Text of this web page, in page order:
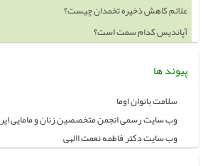
آپاندیس کدام سمت است؟
خوردن چه چيزهايي باعث بزرگ شدن سينه ميشود
پیوند ها
سلامت بانوان اوما
وب سایت رسمی انجمن متخصصین زنان و مامایی
وب سایت دکتر فاطمه نعمت االهی